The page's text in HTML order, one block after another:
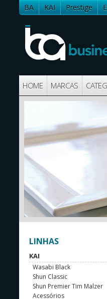
BA KAI Prestige
HOME MARCAS
LINHAS
KAI
Wasabi Black
Shun Classic
Shun Premier Tim Malzer
Acessórios